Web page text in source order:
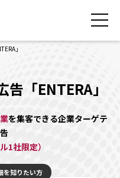
」
「ENTERA」
を集客できる企業ターゲテ
1社限定）
を知りたい方